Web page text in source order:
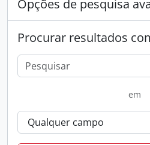
Opções de pesquisa
Procurar resultados
em